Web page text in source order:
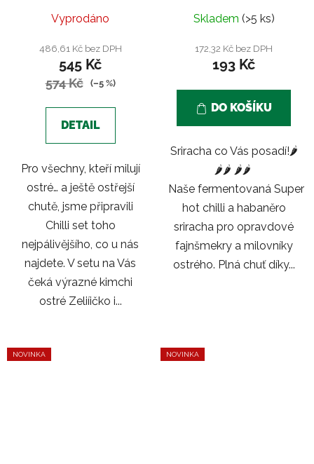
Vyprodáno
486,61 Kč bez DPH
545 Kč
574 Kč (–5 %)
DETAIL
Pro všechny, kteří milují
ostré… a ještě ostřejší
chutě, jsme připravili
Chilli set toho
nejpálivějšího, co u nás
najdete. V setu na Vás
čeká výrazné kimchi
ostré Zeliíičko i...
Skladem (>5 ks)
172,32 Kč bez DPH
193 Kč
DO KOŠÍKU
Sriracha co Vás posadí!🌶️
🌶️🌶️ 🌶️🌶️
Naše fermentovaná Super
hot chilli a habaněro
sriracha pro opravdové
fajnšmekry a milovníky
ostrého. Plná chuť díky...
NOVINKA NOVINKA